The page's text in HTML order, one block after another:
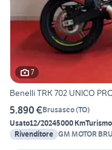
7
Benelli TRK 702 UNICO
5.890 €Brusasco(TO)
Usato12/20245000 KmTurismo
Rivenditore GM MOTOR